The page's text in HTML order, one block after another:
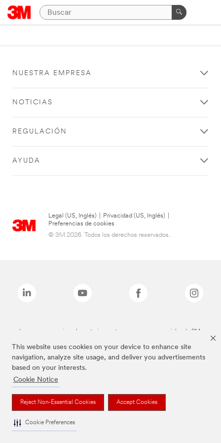
This website uses cookies on your device to enhance site
navigation, analyze site usage, and deliver you advertisements
based on your interests.
Cookie Notice
Reject Non-Essential Cookies Accept Cookies
Cookie Preferences
NUESTRA EMPRESA
NOTICIAS
REGULACIÓN
AYUDA
Legal (US, Inglés) Privacidad (US, Inglés)
Preferencias de cookies
© 3M 2026. Todos los derechos reservados..
Las marcas mencionadas anteriormente son marcas comerciales de 3M.